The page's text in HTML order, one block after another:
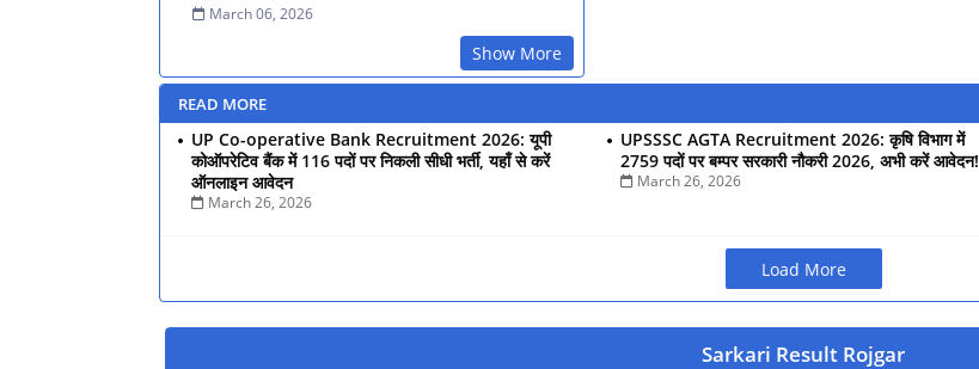
March 06, 2026
Show More
READ MORE
UP Co-operative Bank Recruitment 2026: यूपी
कोऑपरेटिव बैंक में 116 पदों पर निकली सीधी भर्ती, यहाँ से करें
ऑनलाइन आवेदन
March 26, 2026
UPSSSC AGTA Recruitment 2026: कृषि विभाग में
2759 पदों पर बम्पर सरकारी नौकरी 2026, अभी करें आवेदन!
March 26, 2026
Load More
Sarkari Result Rojgar